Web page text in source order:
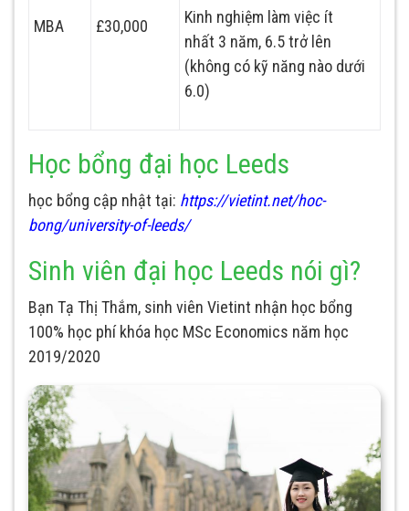
MBA £30,000
Kinh nghiệm làm việc ít
nhất 3 năm, 6.5 trở lên
(không có kỹ năng nào dưới
6.0)
Học bổng đại học Leeds
học bổng cập nhật tại: https://vietint.net/hoc-
bong/university-of-leeds/
Sinh viên đại học Leeds nói gì?
Bạn Tạ Thị Thắm, sinh viên Vietint nhận học bổng
100% học phí khóa học MSc Economics năm học
2019/2020